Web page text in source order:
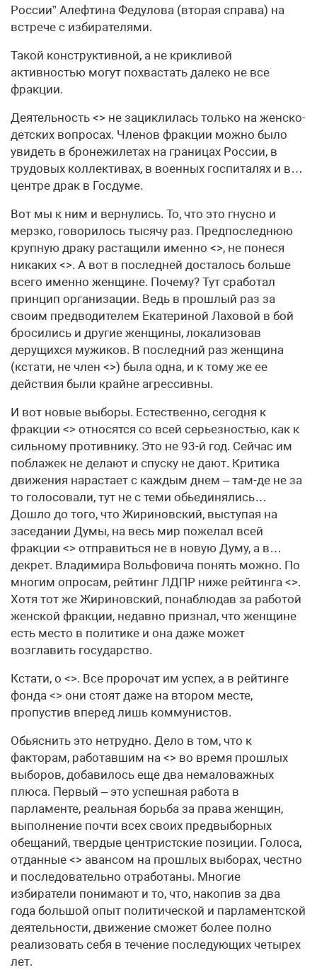
России” Алефтина Федулова (вторая справа) на
встрече с избирателями.
Такой конструктивной, а не крикливой
активностью могут похвастать далеко не все
фракции.
Деятельность <> не зациклилась только на женско-
детских вопросах. Членов фракции можно было
увидеть в бронежилетах на границах России, в
трудовых коллективах, в военных госпиталях и в…
центре драк в Госдуме.
Вот мы к ним и вернулись. То, что это гнусно и
мерзко, говорилось тысячу раз. Предпоследнюю
крупную драку растащили именно <>, не понеся
никаких <>. А вот в последней досталось больше
всего именно женщине. Почему? Тут сработал
принцип организации. Ведь в прошлый раз за
своим предводителем Екатериной Лаховой в бой
бросились и другие женщины, локализовав
дерущихся мужиков. В последний раз женщина
(кстати, не член <>) была одна, и к тому же ее
действия были крайне агрессивны.
И вот новые выборы. Естественно, сегодня к
фракции <> относятся со всей серьезностью, как к
сильному противнику. Это не 93-й год. Сейчас им
поблажек не делают и спуску не дают. Критика
движения нарастает с каждым днем – там-де не за
то голосовали, тут не с теми обьединялись…
Дошло до того, что Жириновский, выступая на
заседании Думы, на весь мир пожелал всей
фракции <> отправиться не в новую Думу, а в…
декрет. Владимира Вольфовича понять можно. По
многим опросам, рейтинг ЛДПР ниже рейтинга <>.
Хотя тот же Жириновский, понаблюдав за работой
женской фракции, недавно признал, что женщине
есть место в политике и она даже может
возглавить государство.
Кстати, о <>. Все пророчат им успех, а в рейтинге
фонда <> они стоят даже на втором месте,
пропустив вперед лишь коммунистов.
Обьяснить это нетрудно. Дело в том, что к
факторам, работавшим на <> во время прошлых
выборов, добавилось еще два немаловажных
плюса. Первый – это успешная работа в
парламенте, реальная борьба за права женщин,
выполнение почти всех своих предвыборных
обещаний, твердые центристские позиции. Голоса,
отданные <> авансом на прошлых выборах, честно
и последовательно отработаны. Многие
избиратели понимают и то, что, накопив за два
года большой опыт политической и парламентской
деятельности, движение сможет более полно
реализовать себя в течение последующих четырех
лет.